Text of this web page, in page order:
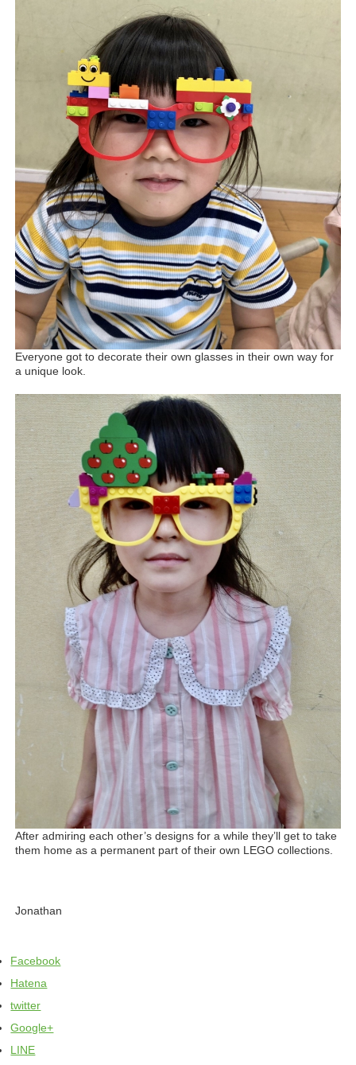
Everyone got to decorate their own glasses in their own way for
a unique look.
After admiring each other’s designs for a while they’ll get to take
them home as a permanent part of their own LEGO collections.
Jonathan
Facebook
Hatena
twitter
Google+
LINE